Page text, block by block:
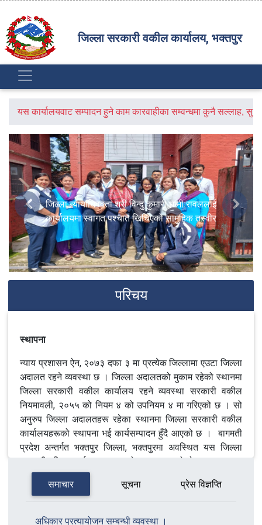
जिल्ला सरकारी वकील कार्यालय, भक्तपुर
यस कार्यालयवाट सम्पादन हुने काम कारवाहीका सम्वन्धमा कुनै सल्लाह,
जिल्ला न्यायाधिवक्ता श्री विन्दु कुमारी धामी रावललाई
कार्यालयमा स्वागत पश्चात खिचिएको सामुहिक तस्वीर
।
Previous Next
परिचय
स्थापना
न्याय प्रशासन ऐन, २०७३ दफा ३ मा प्रत्येक जिल्लामा एउटा जिल्ला
अदालत रहने व्यवस्था छ । जिल्ला अदालतको मुकाम रहेको स्थानमा
जिल्ला सरकारी वकील कार्यालय रहने व्यवस्था सरकारी वकील
नियमावली, २०५५ को नियम ४ को उपनियम ४ मा गरिएको छ । सो
अनुरुप जिल्ला अदालतहरू रहेका स्थानमा जिल्ला सरकारी वकील
कार्यालयहरूको स्थापना भई कार्यसम्पादन हुँदै आएको छ । बागमती
प्रदेश अन्तर्गत भक्तपुर जिल्ला, भक्तपुरमा अवस्थित यस जिल्ला
सरकारी वकिल कार्यलय, भक्तपुरको स्थापना भएको हो ।
अधिकारको प्रयोग
रहने र निजको नियुक्ति प्रधानमन्त्रीको सिफारिसमा राष्ट्रपतिबाट
समाचार सूचना प्रेस विज्ञप्ति
अधिकार प्रत्यायोजन सम्बन्धी व्यवस्था ।